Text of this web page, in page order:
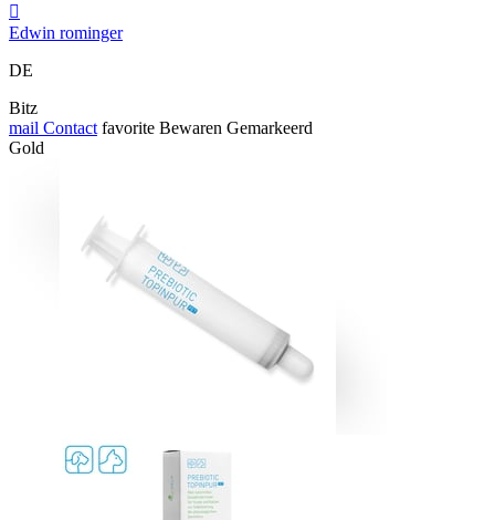

Edwin rominger
DE
Bitz
mail Contact favorite Bewaren Gemarkeerd
Gold